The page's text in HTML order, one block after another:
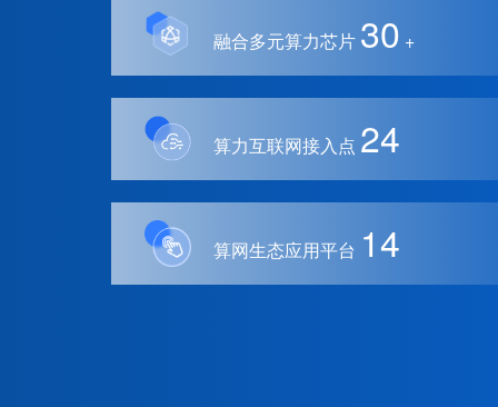
融合多元算力芯片 30 +
算力互联网接入点 24
算网生态应用平台 14